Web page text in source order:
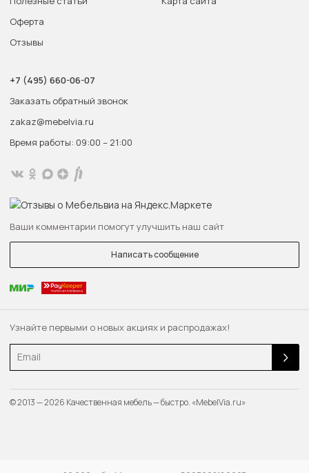
Узнайте первыми о новых акциях и распродажах!
Email
Оферта
Отзывы
+7 (495) 660-06-07
Заказать обратный звонок
zakaz@mebelvia.ru
Время работы: 09:00 – 21:00
Ваши комментарии помогут улучшить наш сайт
Написать сообщение
© 2013 — 2026 Качественная мебель — быстро. «MebelVia.ru»